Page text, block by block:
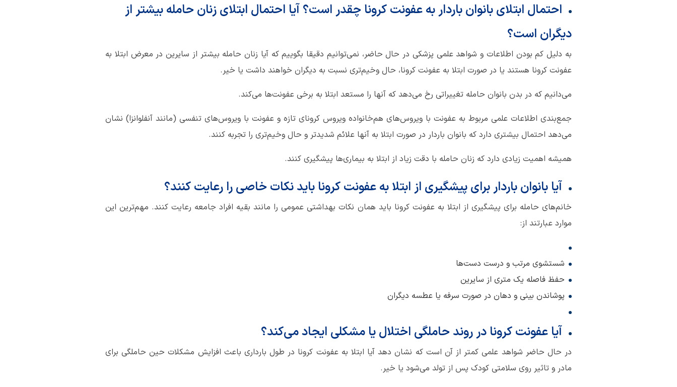
احتمال ابتلای بانوان باردار به عفونت کرونا چقدر است؟ آیا احتمال ابتلای زنان حامله بیشتر از
دیگران است؟
به دلیل کم بودن اطلاعات و شواهد علمی پزشکی در حال حاضر، نمی‌توانیم دقیقا بگوییم که آیا زنان حامله بیشتر از سایرین در معرض ابتلا به
عفونت کرونا هستند یا در صورت ابتلا به عفونت کرونا، حال وخیم‌تری نسبت به دیگران خواهند داشت یا خیر.
می‌دانیم که در بدن بانوان حامله تغییراتی رخ می‌دهد که آنها را مستعد ابتلا به برخی عفونت‌ها می‌کند.
جمع‌بندی اطلاعات علمی مربوط به عفونت با ویروس‌های هم‌خانواده ویروس کرونای تازه و عفونت با ویروس‌های تنفسی (مانند آنفلوانزا) نشان
می‌دهد احتمال بیشتری دارد که بانوان باردار در صورت ابتلا به آنها علائم شدیدتر و حال وخیم‌تری را تجربه کنند.
همیشه اهمیت زیادی دارد که زنان حامله با دقت زیاد از ابتلا به بیماری‌ها پیشگیری کنند.
آیا بانوان باردار برای پیشگیری از ابتلا به عفونت کرونا باید نکات خاصی را رعایت کنند؟
خانم‌های حامله برای پیشگیری از ابتلا به عفونت کرونا باید همان نکات بهداشتی عمومی را مانند بقیه افراد جامعه رعایت کنند. مهم‌ترین این
موارد عبارتند از:
شستشوی مرتب و درست دست‌ها
حفظ فاصله یک متری از سایرین
پوشاندن بینی و دهان در صورت سرفه یا عطسه دیگران
آیا عفونت کرونا در روند حاملگی اختلال یا مشکلی ایجاد می‌کند؟
در حال حاضر شواهد علمی کمتر از آن است که نشان دهد آیا ابتلا به عفونت کرونا در طول بارداری باعث افزایش مشکلات حین حاملگی برای
مادر و تاثیر روی سلامتی کودک پس از تولد می‌شود یا خیر.